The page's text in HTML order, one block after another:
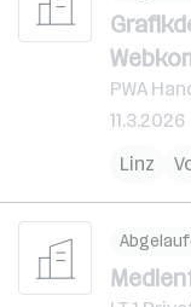
PWA
11.3.2026
Linz